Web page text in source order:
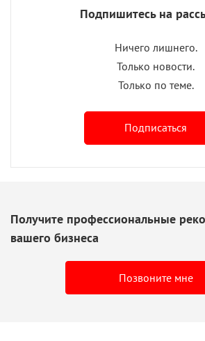
Подпишитесь на
Ничего лишнего.
Только новости.
Только по теме.
Подписаться
Получите профессиональные
вашего бизнеса
Позвоните мне